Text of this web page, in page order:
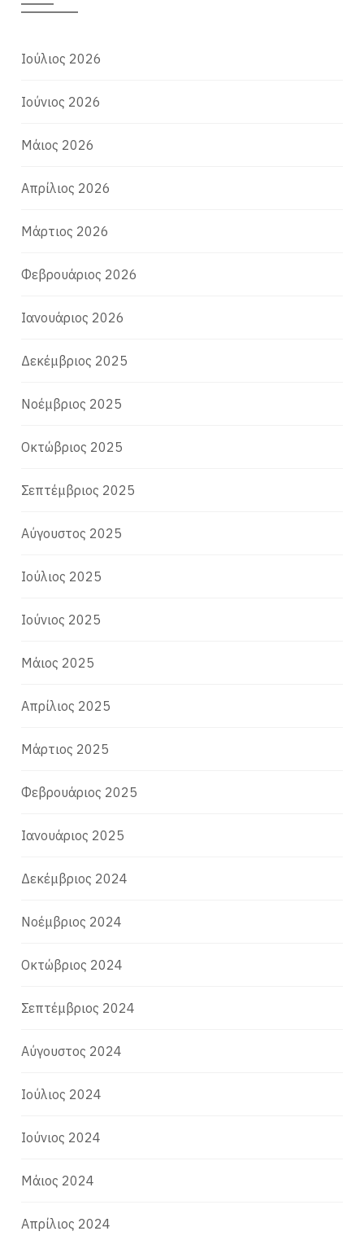
Ιούλιος 2026
Ιούνιος 2026
Μάιος 2026
Απρίλιος 2026
Μάρτιος 2026
Φεβρουάριος 2026
Ιανουάριος 2026
Δεκέμβριος 2025
Νοέμβριος 2025
Οκτώβριος 2025
Σεπτέμβριος 2025
Αύγουστος 2025
Ιούλιος 2025
Ιούνιος 2025
Μάιος 2025
Απρίλιος 2025
Μάρτιος 2025
Φεβρουάριος 2025
Ιανουάριος 2025
Δεκέμβριος 2024
Νοέμβριος 2024
Οκτώβριος 2024
Σεπτέμβριος 2024
Αύγουστος 2024
Ιούλιος 2024
Ιούνιος 2024
Μάιος 2024
Απρίλιος 2024